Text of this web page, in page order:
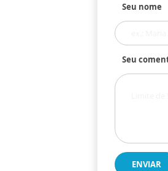
Seu nome
Seu
ENVIAR